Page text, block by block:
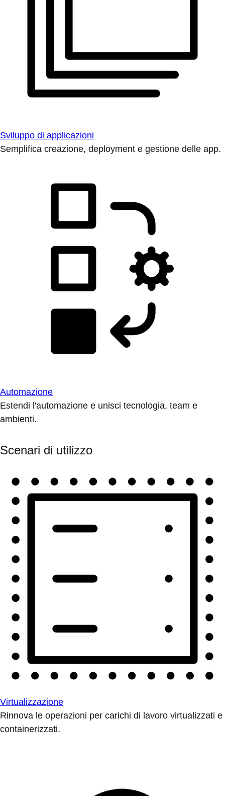
Sviluppo di applicazioni
Semplifica creazione, deployment e gestione delle app.
Automazione
Estendi l'automazione e unisci tecnologia, team e
ambienti.
Scenari di utilizzo
Virtualizzazione
Rinnova le operazioni per carichi di lavoro virtualizzati e
containerizzati.